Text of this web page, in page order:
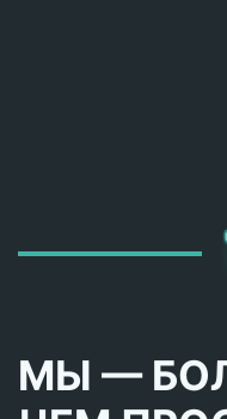
МЫ —